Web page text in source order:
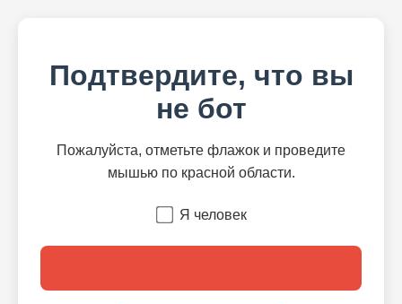
Подтвердите, что вы
не бот
Пожалуйста, отметьте флажок и проведите
мышью по красной области.
Я человек